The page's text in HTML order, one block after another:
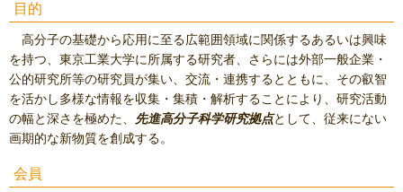
目的
高分子の基礎から応用に至る広範囲領域に関係するあるいは興味
を持つ、東京工業大学に所属する研究者、さらには外部一般企業・
公的研究所等の研究員が集い、交流・連携するとともに、その叡智
を活かし多様な情報を収集・集積・解析することにより、研究活動
の幅と深さを極めた、 先進高分子科学研究拠点として、従来にない
画期的な新物質を創成する。
会員